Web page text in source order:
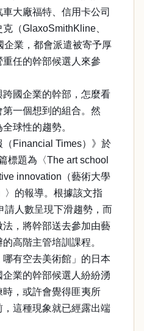
大廠福特、信用卡公司
（GlaxoSmithKline、
企業，都會派遣被寄予厚
任的幹部候選人來參
國企業的幹部，怎麼看
一個想到的組合。然
球性的趨勢。
Financial Times）》於
標題為〈The art school
innovation（藝術大學
〉的報導。根據該文指
請人數呈現下滑趨勢，而
，將幹部送去參加由藝
高階主管培訓課程。
有空去美術館」的日本
業的幹部候選人紛紛湧
時，或許會覺得匪夷所
這種現象就已經露出端